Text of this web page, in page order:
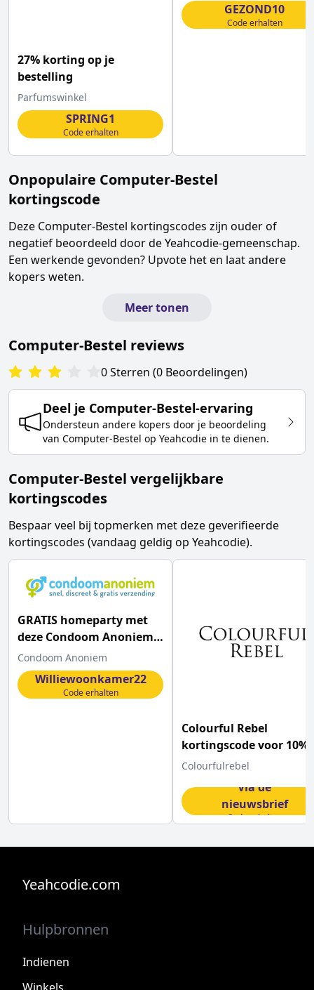
27% korting op je
bestelling
Parfumswinkel
SPRING1
Code erhalten
GEZOND10
Code erhalten
Onpopulaire Computer-Bestel
kortingscode
Deze Computer-Bestel kortingscodes zijn ouder of
negatief beoordeeld door de Yeahcodie-gemeenschap.
Een werkende gevonden? Upvote het en laat andere
kopers weten.
Meer tonen
Computer-Bestel reviews
0Sterren (0 Beoordelingen)
Deel je Computer-Bestel-ervaring
Ondersteun andere kopers door je beoordeling
van Computer-Bestel op Yeahcodie in te dienen.
Computer-Bestel vergelijkbare
kortingscodes
Bespaar veel bij topmerken met deze geverifieerde
kortingscodes (vandaag geldig op Yeahcodie).
GRATIS homeparty met
deze Condoom Anoniem
kortingscode
Condoom Anoniem
Williewoonkamer22
Code erhalten
Colourful Rebel
kortingscode voor 10%
korting
Colourfulrebel
Via de
nieuwsbrief
Code erhalten
Yeahcodie.com
Hulpbronnen
Indienen